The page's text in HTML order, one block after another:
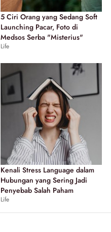
5 Ciri Orang yang Sedang Soft
Launching Pacar, Foto di
Medsos Serba "Misterius"
Life
Kenali Stress Language dalam
Hubungan yang Sering Jadi
Penyebab Salah Paham
Life